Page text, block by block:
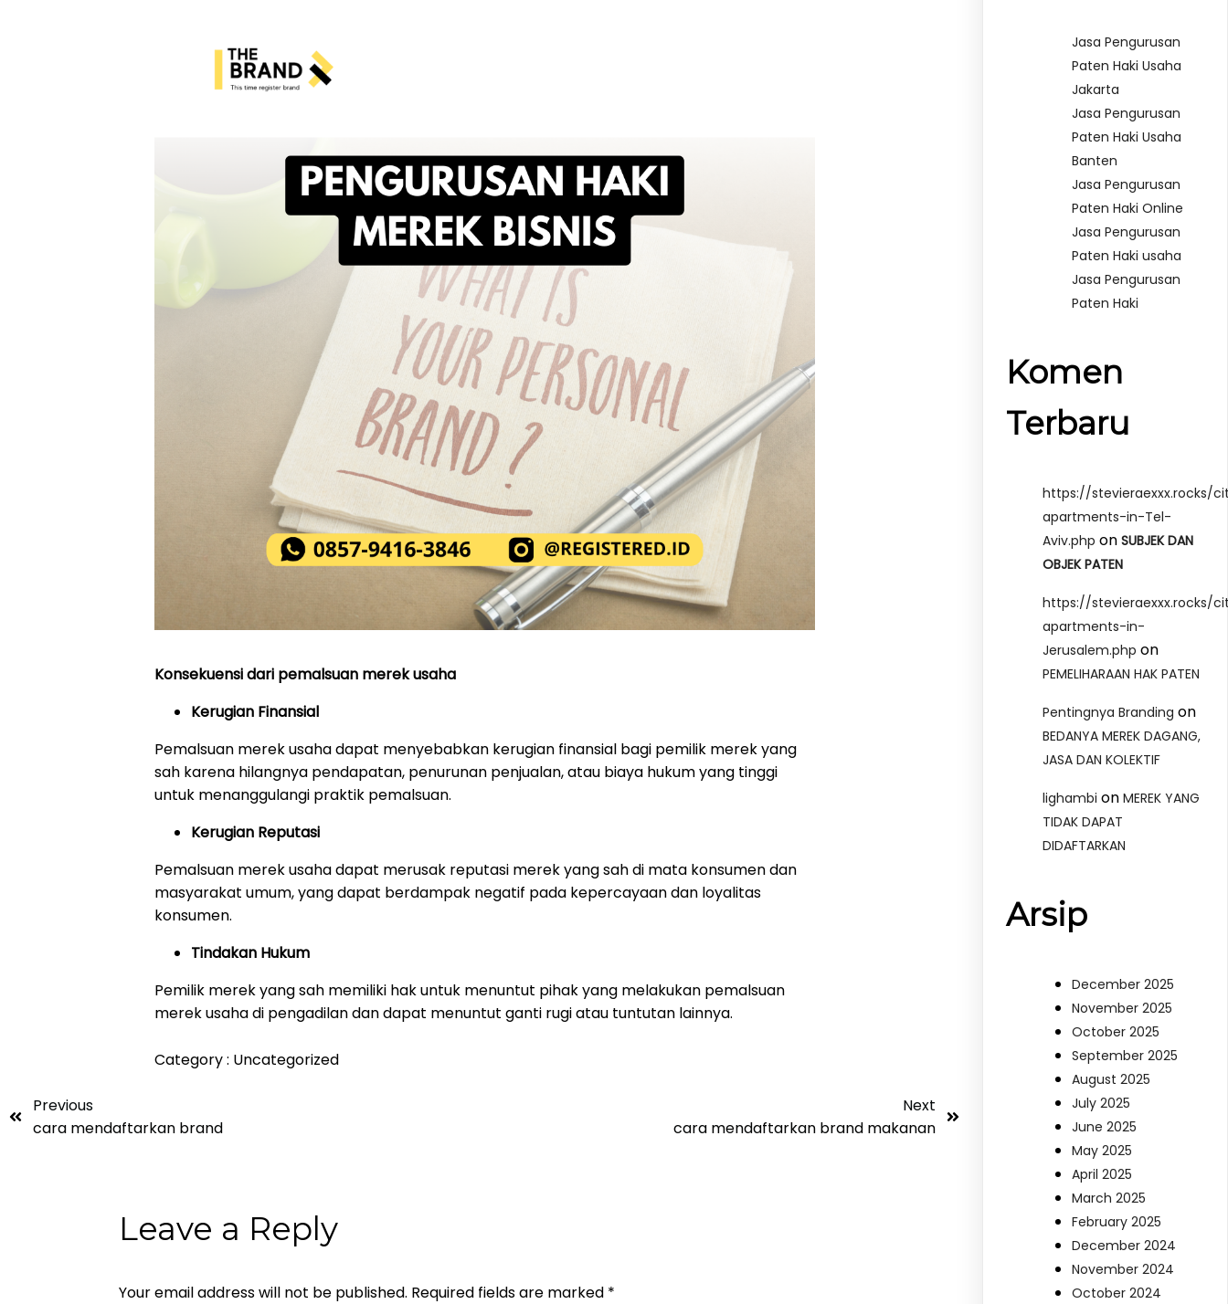
Konsekuensi dari pemalsuan merek usaha
Kerugian Finansial
Pemalsuan merek usaha dapat menyebabkan kerugian finansial bagi pemilik merek yang
sah karena hilangnya pendapatan, penurunan penjualan, atau biaya hukum yang tinggi
untuk menanggulangi praktik pemalsuan.
Kerugian Reputasi
Pemalsuan merek usaha dapat merusak reputasi merek yang sah di mata konsumen dan
masyarakat umum, yang dapat berdampak negatif pada kepercayaan dan loyalitas
konsumen.
Tindakan Hukum
Pemilik merek yang sah memiliki hak untuk menuntut pihak yang melakukan pemalsuan
merek usaha di pengadilan dan dapat menuntut ganti rugi atau tuntutan lainnya.
Category : Uncategorized
Previous
cara mendaftarkan brand
Next
cara mendaftarkan brand makanan
Leave a Reply
Your email address will not be published. Required fields are marked *
Jasa Pengurusan
Paten Haki Usaha
Jakarta
Jasa Pengurusan
Paten Haki Usaha
Banten
Jasa Pengurusan
Paten Haki Online
Jasa Pengurusan
Paten Haki usaha
Jasa Pengurusan
Paten Haki
Komen
Terbaru
https://stevieraexxx.rocks/
apartments-in-Tel-
Aviv.php onSUBJEK DAN
OBJEK PATEN
https://stevieraexxx.rocks/
apartments-in-
Jerusalem.php on
PEMELIHARAAN HAK PATEN
Pentingnya Branding on
BEDANYA MEREK DAGANG,
JASA DAN KOLEKTIF
lighambi onMEREK YANG
TIDAK DAPAT
DIDAFTARKAN
Arsip
December 2025
November 2025
October 2025
September 2025
August 2025
July 2025
June 2025
May 2025
April 2025
March 2025
February 2025
December 2024
November 2024
October 2024